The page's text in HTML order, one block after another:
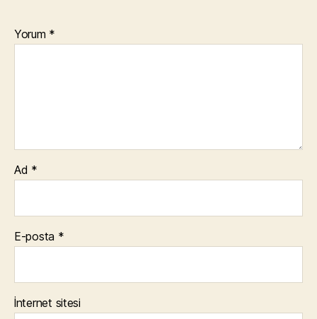
Yorum *
Ad *
E-posta *
İnternet sitesi